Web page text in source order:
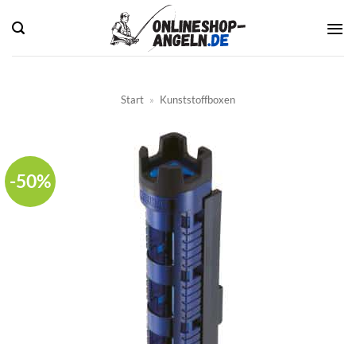
Inhalt
springen
Start » Kunststoffboxen
-50%